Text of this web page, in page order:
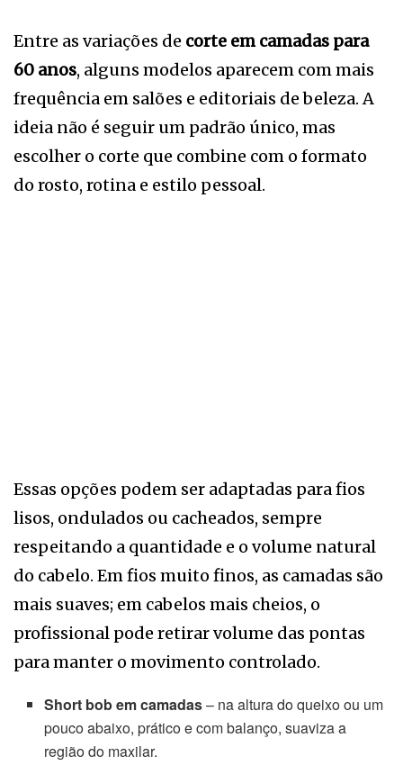
Entre as variações de corte em camadas para
60 anos, alguns modelos aparecem com mais
frequência em salões e editoriais de beleza. A
ideia não é seguir um padrão único, mas
escolher o corte que combine com o formato
do rosto, rotina e estilo pessoal.
Essas opções podem ser adaptadas para fios
lisos, ondulados ou cacheados, sempre
respeitando a quantidade e o volume natural
do cabelo. Em fios muito finos, as camadas são
mais suaves; em cabelos mais cheios, o
profissional pode retirar volume das pontas
para manter o movimento controlado.
Short bob em camadas– na altura do queixo ou um
pouco abaixo, prático e com balanço, suaviza a
região do maxilar.